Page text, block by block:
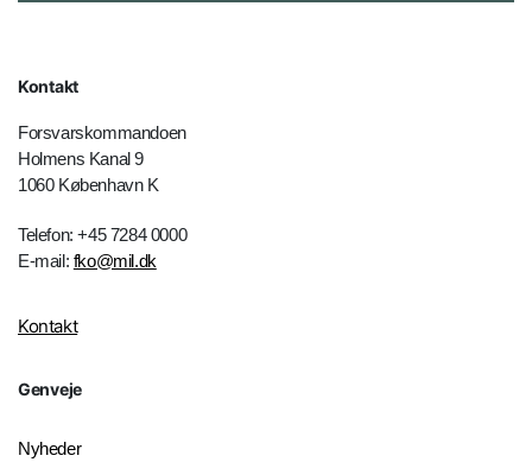
Kontakt
Forsvarskommandoen
Holmens Kanal 9
1060 København K
Telefon: +45 7284 0000
E-mail: fko@mil.dk
Kontakt
Genveje
Nyheder